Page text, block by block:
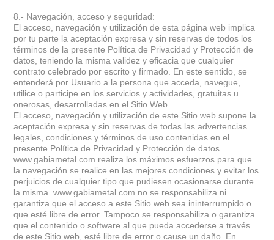
8.- Navegación, acceso y seguridad:
El acceso, navegación y utilización de esta página web implica
por tu parte la aceptación expresa y sin reservas de todos los
términos de la presente Política de Privacidad y Protección de
datos, teniendo la misma validez y eficacia que cualquier
contrato celebrado por escrito y firmado. En este sentido, se
entenderá por Usuario a la persona que acceda, navegue,
utilice o participe en los servicios y actividades, gratuitas u
onerosas, desarrolladas en el Sitio Web.
El acceso, navegación y utilización de este Sitio web supone la
aceptación expresa y sin reservas de todas las advertencias
legales, condiciones y términos de uso contenidas en el
presente Política de Privacidad y Protección de datos.
www.gabiametal.com realiza los máximos esfuerzos para que
la navegación se realice en las mejores condiciones y evitar los
perjuicios de cualquier tipo que pudiesen ocasionarse durante
la misma. www.gabiametal.com no se responsabiliza ni
garantiza que el acceso a este Sitio web sea ininterrumpido o
que esté libre de error. Tampoco se responsabiliza o garantiza
que el contenido o software al que pueda accederse a través
de este Sitio web, esté libre de error o cause un daño. En